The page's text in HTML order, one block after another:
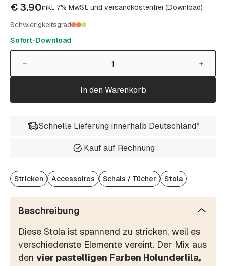
€3.90inkl. 7% MwSt. und versandkostenfrei (Download)
Schwierigkeitsgrad
Sofort-Download
In den Warenkorb
Schnelle Lieferung innerhalb Deutschland*
Kauf auf Rechnung
Stricken Accessoires Schals / Tücher Stola
Beschreibung
Diese Stola ist spannend zu stricken, weil es
verschiedenste Elemente vereint. Der Mix aus
den vier pastelligen Farben Holunderlila,